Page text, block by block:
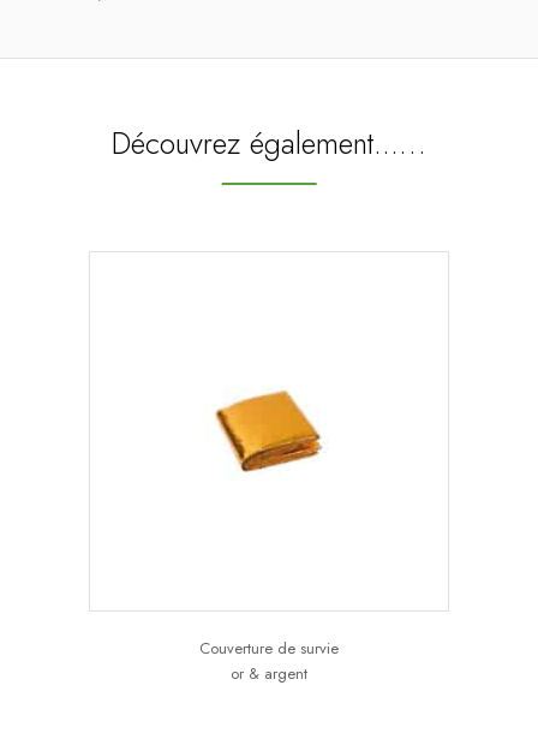
Découvrez également...…
Couverture de survie
or & argent